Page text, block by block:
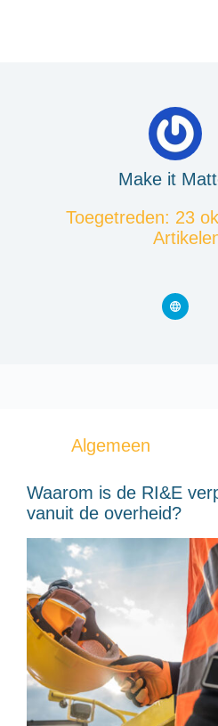
Make it
Toegetreden: 23
Algemeen
Waarom is de RI&E
vanuit de overheid?